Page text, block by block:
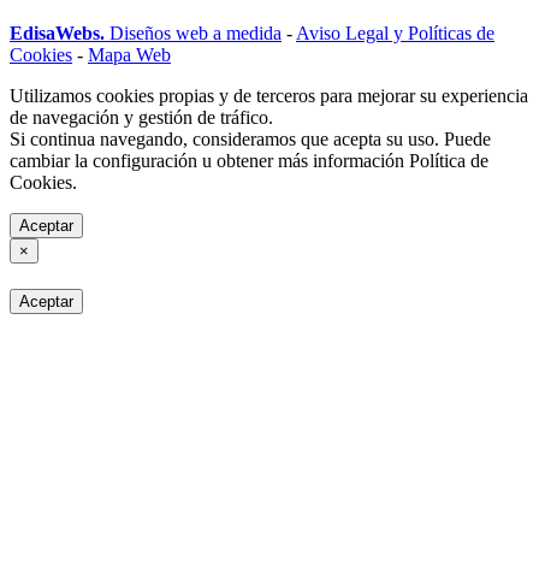
EdisaWebs. Diseños web a medida - Aviso Legal y Políticas de
Cookies - Mapa Web
Utilizamos cookies propias y de terceros para mejorar su experiencia
de navegación y gestión de tráfico.
Si continua navegando, consideramos que acepta su uso. Puede
cambiar la configuración u obtener más información Política de
Cookies.
Aceptar
×
Aceptar